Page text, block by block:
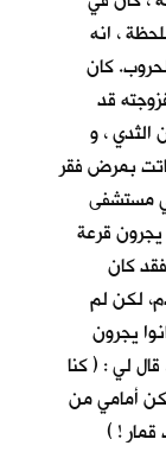
، انه
كان
قد
، و
بمرض فقر
مستشفى
قرعة
كان
لكن لم
يجرون
لي : ( كنا
أمامي من
قمار ! )